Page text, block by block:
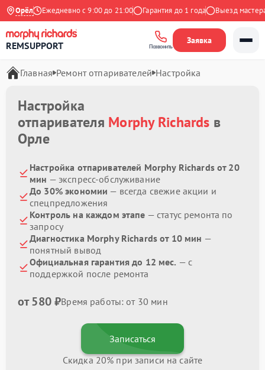
ОрёлЕжедневно с 9:00 до 21:00 Гарантия до 1 года Выезд мастера
REMSUPPORT Позвонить
Заявка
Главная Ремонт отпаривателей Настройка
Настройка
отпаривателя Morphy Richards в
Орле
Настройка отпаривателей Morphy Richards от 20
мин — экспресс-обслуживание
До 30% экономии — всегда свежие акции и
спецпредложения
Контроль на каждом этапе — статус ремонта по
запросу
Диагностика Morphy Richards от 10 мин —
понятный вывод
Официальная гарантия до 12 мес. — с
поддержкой после ремонта
от 580 ₽Время работы: от 30 мин
Записаться
Скидка 20% при записи на сайте